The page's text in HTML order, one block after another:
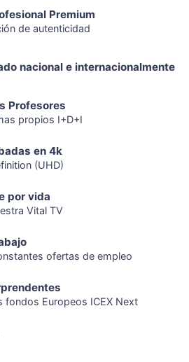
Premium
de autenticidad
nacional e internacionalmente
Profesores
propios I+D+I
en 4k
(UHD)
por vida
Vital TV
ofertas de empleo
fondos Europeos ICEX Next